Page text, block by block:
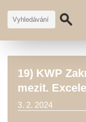
19) KWP
mezit.
3. 2. 2024